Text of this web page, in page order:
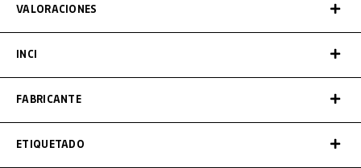
VALORACIONES
INCI
FABRICANTE
ETIQUETADO